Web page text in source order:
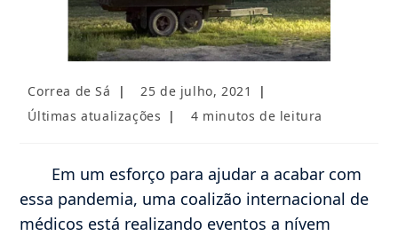
Autor
post:
Correa de Sá
Post
publicado:
25 de julho, 2021
Categoria
Últimas atualizações
Tempo
4 minutos de leitura
Em um esforço para ajudar a acabar com
essa pandemia, uma coalizão internacional de
médicos está realizando eventos a nívem